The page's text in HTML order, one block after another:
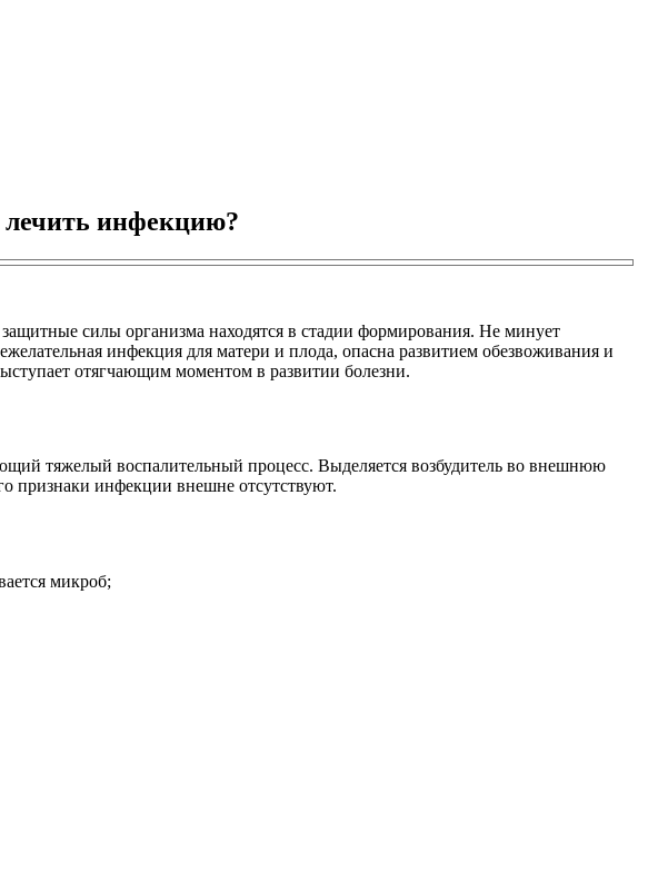
лечить инфекцию?
силы организма находятся в стадии формирования. Не минует
инфекция для матери и плода, опасна развитием обезвоживания и
отягчающим моментом в развитии болезни.
тяжелый воспалительный процесс. Выделяется возбудитель во внешнюю
признаки инфекции внешне отсутствуют.
микроб;